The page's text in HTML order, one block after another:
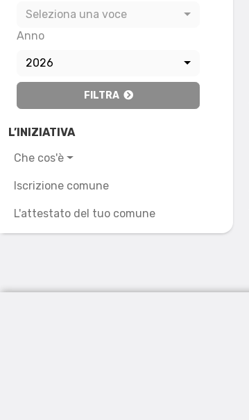
Seleziona una voce
Anno
2026
FILTRA
L’INIZIATIVA
Che cos'è
Iscrizione comune
L'attestato del tuo comune